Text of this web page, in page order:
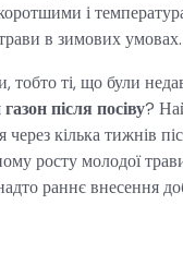
і
в зимових умовах.
тобто ті, що були
після посіву?
кілька тижнів
росту молодої
раннє